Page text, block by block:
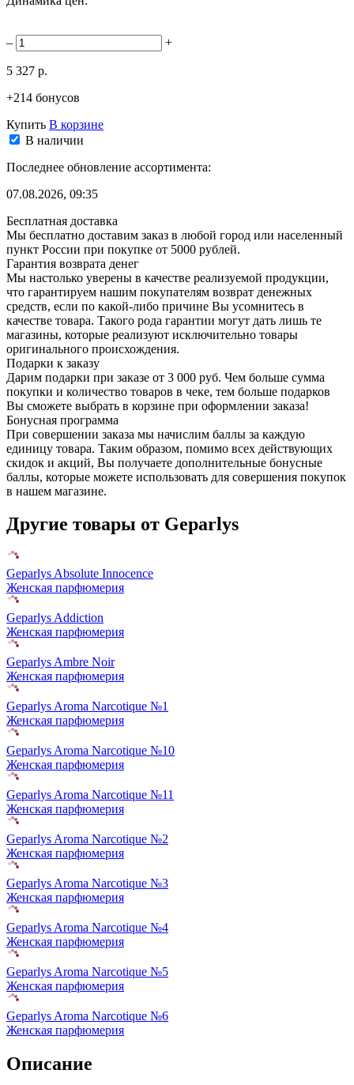
– +
5 327 р.
+214 бонусов
Купить В корзине
В наличии
Последнее обновление ассортимента:
07.08.2026, 09:35
Бесплатная доставка
Мы бесплатно доставим заказ в любой город или населенный
пункт России при покупке от 5000 рублей.
Гарантия возврата денег
Мы настолько уверены в качестве реализуемой продукции,
что гарантируем нашим покупателям возврат денежных
средств, если по какой-либо причине Вы усомнитесь в
качестве товара. Такого рода гарантии могут дать лишь те
магазины, которые реализуют исключительно товары
оригинального происхождения.
Подарки к заказу
Дарим подарки при заказе от 3 000 руб. Чем больше сумма
покупки и количество товаров в чеке, тем больше подарков
Вы сможете выбрать в корзине при оформлении заказа!
Бонусная программа
При совершении заказа мы начислим баллы за каждую
единицу товара. Таким образом, помимо всех действующих
скидок и акций, Вы получаете дополнительные бонусные
баллы, которые можете использовать для совершения покупок
в нашем магазине.
Другие товары от Geparlys
Geparlys Absolute Innocence
Женская парфюмерия
Geparlys Addiction
Женская парфюмерия
Geparlys Ambre Noir
Женская парфюмерия
Geparlys Aroma Narcotique №1
Женская парфюмерия
Geparlys Aroma Narcotique №10
Женская парфюмерия
Geparlys Aroma Narcotique №11
Женская парфюмерия
Geparlys Aroma Narcotique №2
Женская парфюмерия
Geparlys Aroma Narcotique №3
Женская парфюмерия
Geparlys Aroma Narcotique №4
Женская парфюмерия
Geparlys Aroma Narcotique №5
Женская парфюмерия
Geparlys Aroma Narcotique №6
Женская парфюмерия
Описание